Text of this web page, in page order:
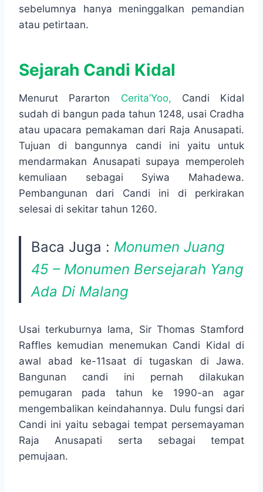
sebelumnya hanya meninggalkan pemandian
atau petirtaan.
Sejarah Candi Kidal
Menurut Pararton Cerita’Yoo, Candi Kidal
sudah di bangun pada tahun 1248, usai Cradha
atau upacara pemakaman dari Raja Anusapati.
Tujuan di bangunnya candi ini yaitu untuk
mendarmakan Anusapati supaya memperoleh
kemuliaan sebagai Syiwa Mahadewa.
Pembangunan dari Candi ini di perkirakan
selesai di sekitar tahun 1260.
Baca Juga : Monumen Juang
45 – Monumen Bersejarah Yang
Ada Di Malang
Usai terkuburnya lama, Sir Thomas Stamford
Raffles kemudian menemukan Candi Kidal di
awal abad ke-11saat di tugaskan di Jawa.
Bangunan candi ini pernah dilakukan
pemugaran pada tahun ke 1990-an agar
mengembalikan keindahannya. Dulu fungsi dari
Candi ini yaitu sebagai tempat persemayaman
Raja Anusapati serta sebagai tempat
pemujaan.